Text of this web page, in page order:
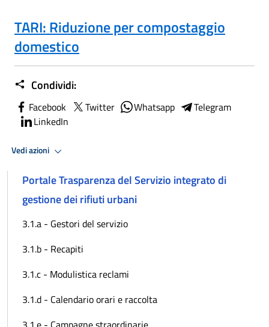
TARI: Riduzione per compostaggio
domestico
Condividi:
Facebook Twitter Whatsapp
Telegram
LinkedIn
Vedi azioni
Portale Trasparenza del Servizio integrato di
gestione dei rifiuti urbani
3.1.a - Gestori del servizio
3.1.b - Recapiti
3.1.c - Modulistica reclami
3.1.d - Calendario orari e raccolta